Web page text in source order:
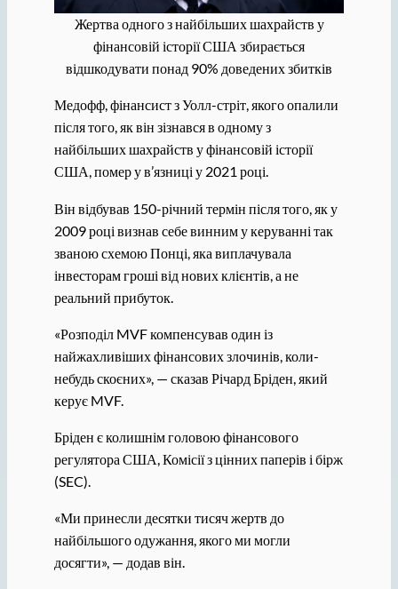
Жертва одного з найбільших шахрайств у
фінансовій історії США збирається
відшкодувати понад 90% доведених збитків
Медофф, фінансист з Уолл-стріт, якого опалили
після того, як він зізнався в одному з
найбільших шахрайств у фінансовій історії
США, помер у в’язниці у 2021 році.
Він відбував 150-річний термін після того, як у
2009 році визнав себе винним у керуванні так
званою схемою Понці, яка виплачувала
інвесторам гроші від нових клієнтів, а не
реальний прибуток.
«Розподіл MVF компенсував один із
найжахливіших фінансових злочинів, коли-
небудь скоєних», — сказав Річард Бріден, який
керує MVF.
Бріден є колишнім головою фінансового
регулятора США, Комісії з цінних паперів і бірж
(SEC).
«Ми принесли десятки тисяч жертв до
найбільшого одужання, якого ми могли
досягти», — додав він.